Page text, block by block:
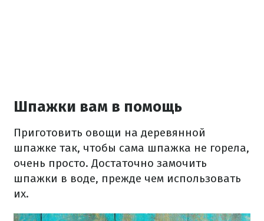
Шпажки вам в помощь
Приготовить овощи на деревянной
шпажке так, чтобы сама шпажка не горела,
очень просто. Достаточно замочить
шпажки в воде, прежде чем использовать
их.